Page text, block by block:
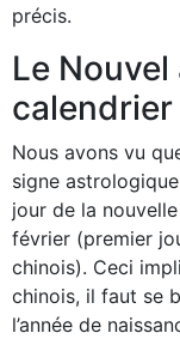
précis.
Le
calendrier
Nous avons vu
signe
jour de la
février (premier
chinois). Ceci
chinois, il faut se
l’année de